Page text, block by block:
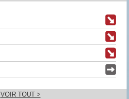
VOIR TOUT >